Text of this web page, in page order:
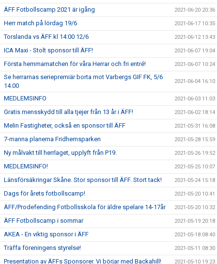
ÄFF Fotbollscamp 2021 är igång 2021-06-20 20:36
Herr match på lördag 19/6 2021-06-17 10:35
Torslanda vs ÄFF kl 14:00 12/6 2021-06-12 13:43
ICA Maxi - Stolt sponsor till ÄFF! 2021-06-07 19:04
Första hemmamatchen för våra Herrar och fri entré! 2021-06-07 10:24
Se herrarnas seriepremiär borta mot Varbergs GIF FK, 5/6
14.00
2021-06-04 16:10
MEDLEMSINFO 2021-06-03 11:03
Gratis mensskydd till alla tjejer från 13 år i ÄFF! 2021-06-02 18:14
Melin Fastigheter, också en sponsor till ÄFF 2021-05-31 16:08
7-manna planerna Fridhemsparken 2021-05-28 15:59
Ny målvakt till herrlaget, upplyft från P19. 2021-05-26 19:52
MEDLEMSINFO! 2021-05-25 10:07
Länsförsäkringar Skåne. Stor sponsor till ÄFF. Stort tack! 2021-05-24 15:18
Dags för årets fotbollscamp! 2021-05-20 10:41
ÄFF/Prodefending Fotbollsskola för äldre spelare 14-17år 2021-05-20 10:32
ÄFF Fotbollscamp i sommar 2021-05-19 20:18
AKEA - En viktig sponsor i ÄFF 2021-05-18 08:40
Träffa föreningens styrelse! 2021-05-11 08:30
Presentation av ÄFFs Sponsorer. Vi börjar med Backahill! 2021-05-10 19:23